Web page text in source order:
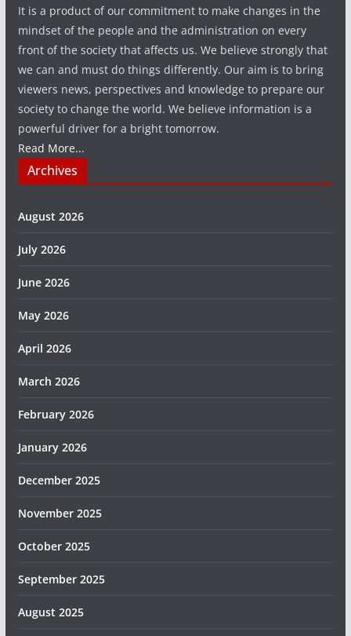
It is a product of our commitment to make changes in the
mindset of the people and the administration on every
front of the society that affects us. We believe strongly that
we can and must do things differently. Our aim is to bring
viewers news, perspectives and knowledge to prepare our
society to change the world. We believe information is a
powerful driver for a bright tomorrow.
Read More...
Archives
August 2026
July 2026
June 2026
May 2026
April 2026
March 2026
February 2026
January 2026
December 2025
November 2025
October 2025
September 2025
August 2025